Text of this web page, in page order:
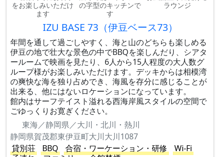
をお楽しみいただけ
ます
の字型のキッチンで
す
ラウンジ
IZU BASE 73（伊豆ベース73）
年間を通して過ごしやすく、海と山のどちらも楽しめる
伊豆の地で壮大な景色の中でBBQを楽しんだり、シアタ
ールームで映画を見たり、6人から15人程度の大人数グ
ループ様がお楽しみいただけます。デッキからは相模湾
の爽快な海を独り占めでき、海風を存分に感じることが
出来る、他にはないロケーションになっています。
館内はサーフテイスト溢れる西海岸風スタイルの空間で
ごゆっくりお寛ぎください。
東海／静岡県／大川・北川・熱川
静岡県賀茂郡東伊豆町大川大川1087
貸別荘
BBQ 合宿・ワーケーション・研修
Wi-Fi